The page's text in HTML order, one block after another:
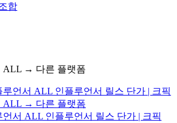
합
ALL → 다른 플랫폼
언서 ALL 인플루언서 릴스 단가 | 크픽
ALL → 다른 플랫폼
서 ALL 인플루언서 릴스 단가 | 크픽